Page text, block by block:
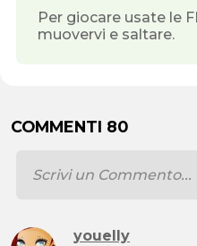
Per giocare usate le
muovervi e saltare.
COMMENTI 80
youelly